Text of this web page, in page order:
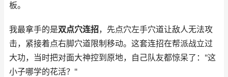
板。
我最拿手的是双点穴连招，先点穴左手穴道让敌人无法攻
击，紧接着点右脚穴道限制移动。这套连招在帮派战立过
大功，当时把对面大神控到原地，自己队友都惊呆了："这
小子哪学的花活？"